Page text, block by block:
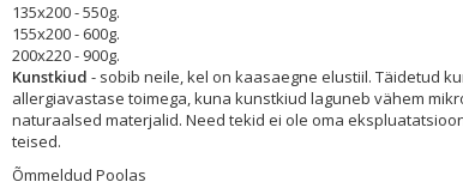
135x200 - 550g.
155x200 - 600g.
200x220 - 900g.
Kunstkiud - sobib neile, kel on kaasaegne elustiil. Täidetud
allergiavastase toimega, kuna kunstkiud laguneb vähem
naturaalsed materjalid. Need tekid ei ole oma
teised.
Õmmeldud Poolas